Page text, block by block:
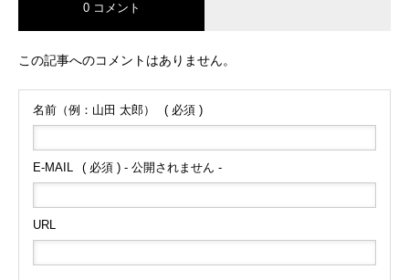
0 コメント
この記事へのコメントはありません。
名前（例：山田 太郎） ( 必須 )
E-MAIL ( 必須 ) - 公開されません -
URL